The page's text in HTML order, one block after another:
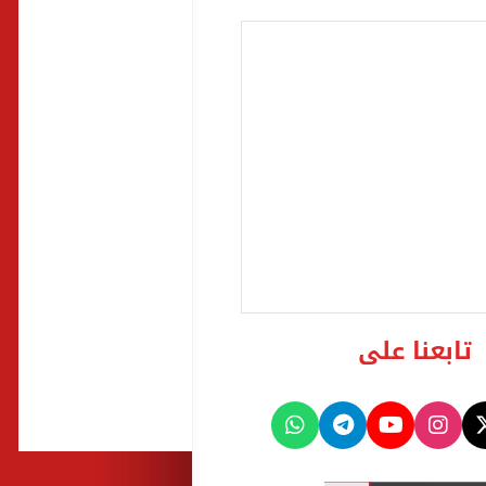
تابعنا على